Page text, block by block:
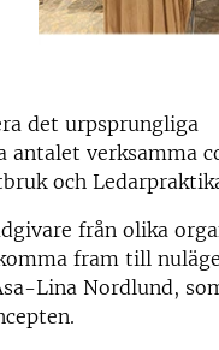
det urpsprungliga
verksamma
och
från olika
fram till
Lina Nordlund,
.